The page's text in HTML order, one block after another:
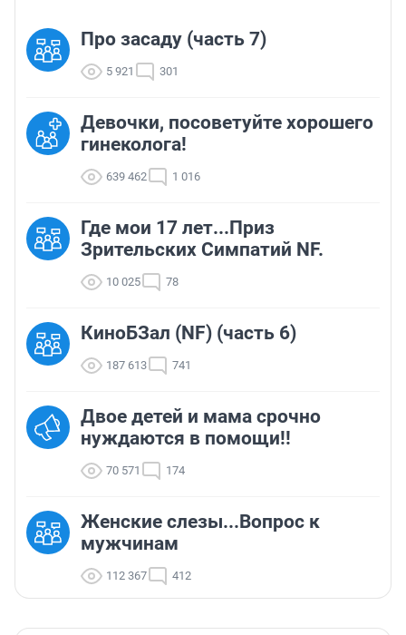
Про засаду (часть 7)
5 921 301
Девочки, посоветуйте хорошего
гинеколога!
639 462 1 016
Где мои 17 лет...Приз
Зрительских Симпатий NF.
10 025 78
КиноБЗал (NF) (часть 6)
187 613 741
Двое детей и мама срочно
нуждаются в помощи!!
70 571 174
Женские слезы...Вопрос к
мужчинам
112 367 412